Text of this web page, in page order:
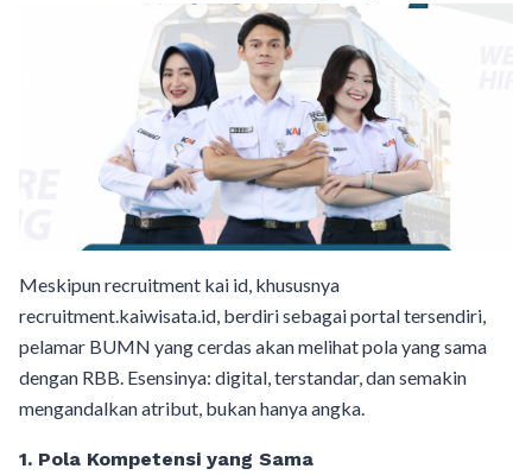
Meskipun recruitment kai id, khususnya
recruitment.kaiwisata.id, berdiri sebagai portal tersendiri,
pelamar BUMN yang cerdas akan melihat pola yang sama
dengan RBB. Esensinya: digital, terstandar, dan semakin
mengandalkan atribut, bukan hanya angka.
1. Pola Kompetensi yang Sama